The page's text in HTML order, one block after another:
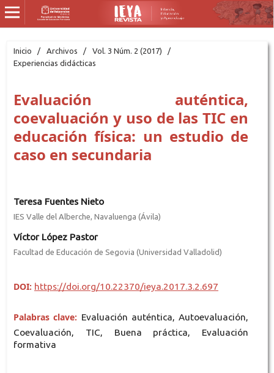
Inicio / Archivos / Vol. 3 Núm. 2 (2017)
/
Experiencias didácticas
Evaluación auténtica,
coevaluación y uso de las TIC en
educación física: un estudio de
caso en secundaria
Teresa Fuentes Nieto
IES Valle del Alberche, Navaluenga (Ávila)
Víctor López Pastor
Facultad de Educación de Segovia (Universidad Valladolid)
DOI: https://doi.org/10.22370/ieya.2017.3.2.697
Palabras clave: Evaluación auténtica, Autoevaluación,
Coevaluación, TIC, Buena práctica, Evaluación
formativa